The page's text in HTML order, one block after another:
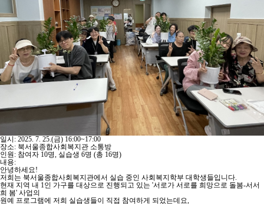
일시: 2025. 7. 25.(금) 16:00~17:00
장소: 북서울종합사회복지관 소통방
인원: 참여자 10명, 실습생 6명 (총 16명)
내용:
안녕하세요!
저희는 북서울종합사회복지관에서 실습 중인 사회복지학부 대학생들입니다.
현재 지역 내 1인 가구를 대상으로 진행되고 있는 '서로가 서로를 희망으로 돌봄-서서
희 봄' 사업의
원예 프로그램에 저희 실습생들이 직접 참여하게 되었는데요,